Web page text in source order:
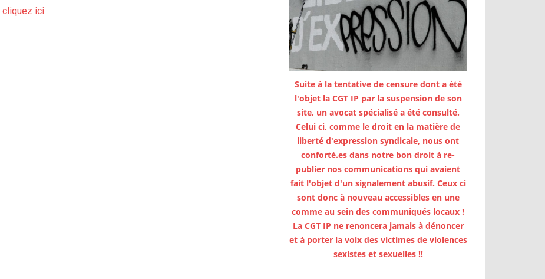
cliquez ici
Suite à la tentative de censure dont a été
l'objet la CGT IP par la suspension de son
site, un avocat spécialisé a été consulté.
Celui ci, comme le droit en la matière de
liberté d'expression syndicale, nous ont
conforté.es dans notre bon droit à re-
publier nos communications qui avaient
fait l'objet d'un signalement abusif. Ceux ci
sont donc à nouveau accessibles en une
comme au sein des communiqués locaux !
La CGT IP ne renoncera jamais à dénoncer
et à porter la voix des victimes de violences
sexistes et sexuelles !!